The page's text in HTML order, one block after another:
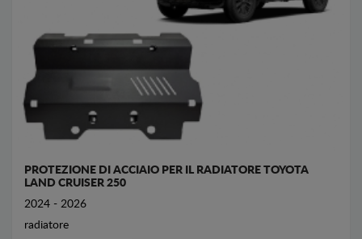
PROTEZIONE DI ACCIAIO PER IL RADIATORE TOYOTA
LAND CRUISER 250
2024 - 2026
radiatore